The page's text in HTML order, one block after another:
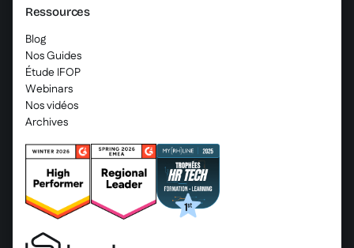
Ressources
Blog
Nos Guides
Étude IFOP
Webinars
Nos vidéos
Archives